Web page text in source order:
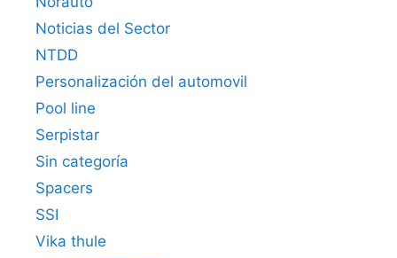
Noticias del Sector
NTDD
Personalización del automovil
Pool line
Serpistar
Sin categoría
Spacers
SSI
Vika thule